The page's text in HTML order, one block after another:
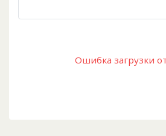
Ошибка загрузки